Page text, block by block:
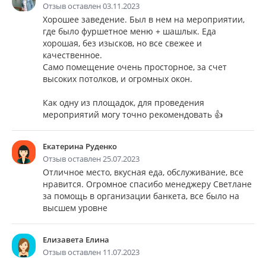
Отзыв оставлен 03.11.2023
Хорошее заведение. Был в нем на мероприятии,
где было фуршетное меню + шашлык. Еда
хорошая, без изысков, но все свежее и
качественное.
Само помещение очень просторное, за счет
высоких потолков, и огромных окон.
Как одну из площадок, для проведения
мероприятий могу точно рекомендовать 👍
Екатерина Руденко
Отзыв оставлен 25.07.2023
Отличное место, вкусная еда, обслуживание, все
нравится. Огромное спасибо менеджеру Светлане
за помощь в организации банкета, все было на
высшем уровне
Елизавета Елина
Отзыв оставлен 11.07.2023